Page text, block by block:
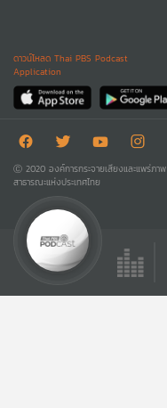
ดาวน์โหลด Thai PBS Podcast
Application
Ⓒ 2020 องค์การกระจายเสียงและแพร่ภาพ
สาธารณะแห่งประเทศไทย